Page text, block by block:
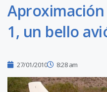
1, un bello
27/01/2010 8:28 am